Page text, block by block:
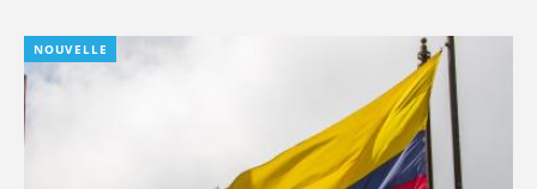
NOUVELLE